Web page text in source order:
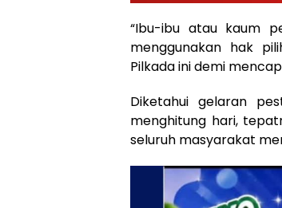
“Ibu-ibu atau kaum
menggunakan hak
Pilkada ini demi
Diketahui gelaran
menghitung hari,
seluruh masyarakat